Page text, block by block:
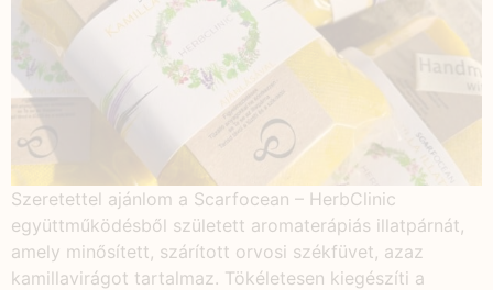
Szeretettel ajánlom a Scarfocean – HerbClinic
együttműködésből született aromaterápiás illatpárnát,
amely minősített, szárított orvosi székfüvet, azaz
kamillavirágot tartalmaz. Tökéletesen kiegészíti a